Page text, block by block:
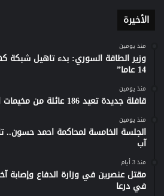
الأخيرة
منذ يومين
وزير الطاقة السوري: بدء تاهيل شبكة
14 عاما”
منذ يومين
قافلة جديدة تعيد 186 عائلة من مخيمات الشمال إلى ريف حماة
منذ يومين
آب
منذ 3 أيام
مقتل عنصرين في وزارة الدفاع وإصابة
في درعا